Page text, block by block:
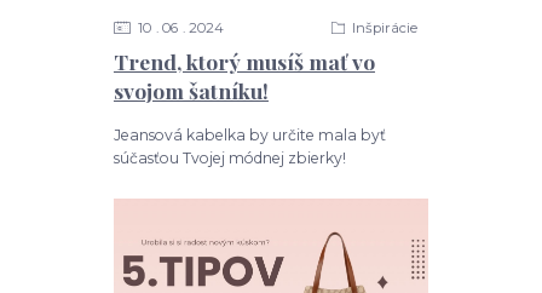
Trend, ktorý musíš mať vo
svojom šatníku!
10 06 2024 Inšpirácie
Jeansová kabelka by určite mala byť
súčasťou Tvojej módnej zbierky!